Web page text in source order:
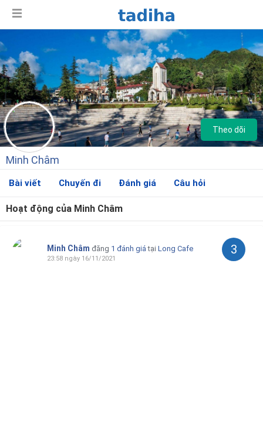
Theo dõi
Minh Châm
Bài viết Chuyến đi Đánh giá Câu hỏi
Giới thiệu
Hoạt động của Minh Châm
Minh Châm đăng 1 đánh giá tại Long Cafe
23:58 ngày 16/11/2021
3